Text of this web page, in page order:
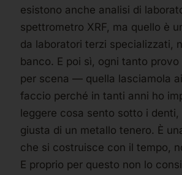
esistono anche analisi di
spettrometro XRF, ma quello è
da laboratori terzi specializzati,
banco. E poi sì, ogni tanto
per scena — quella lasciamola
faccio perché in tanti anni ho
leggere cosa sento sotto i
giusta di un metallo tenero. È
che si costruisce con il tempo,
E proprio per questo non lo